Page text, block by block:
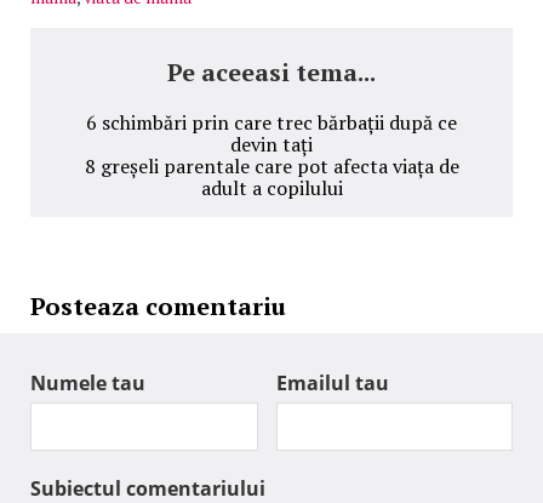
Pe aceeasi tema...
6 schimbări prin care trec bărbații după ce
devin tați
8 greșeli parentale care pot afecta viața de
adult a copilului
Posteaza comentariu
Numele tau Emailul tau
Subiectul comentariului